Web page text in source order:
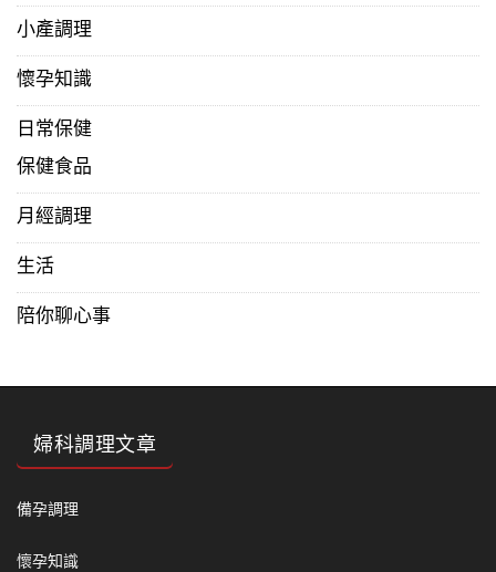
小產調理
懷孕知識
日常保健
保健食品
月經調理
生活
陪你聊心事
婦科調理文章
備孕調理
懷孕知識